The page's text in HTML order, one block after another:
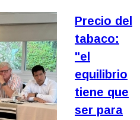
Precio del
tabaco:
"el
equilibrio
tiene que
ser para